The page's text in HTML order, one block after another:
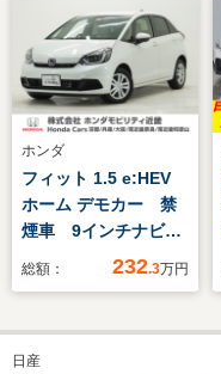
ホンダ
フィット 1.5 e:HEV
ホーム デモカー 禁
煙車 9インチナビ
バックカメラ ドラレ
ル シートヒーター
Bluetooth USB入力
総額： 232.3万円
日産